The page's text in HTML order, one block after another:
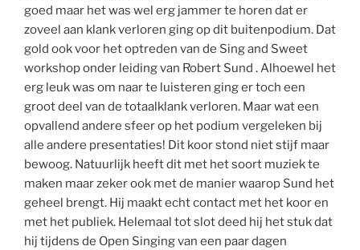
goed maar het was wel erg jammer te horen dat er
zoveel aan klank verloren ging op dit buitenpodium. Dat
gold ook voor het optreden van de Sing and Sweet
workshop onder leiding van Robert Sund . Alhoewel het
erg leuk was om naar te luisteren ging er toch een
groot deel van de totaalklank verloren. Maar wat een
opvallend andere sfeer op het podium vergeleken bij
alle andere presentaties! Dit koor stond niet stijf maar
bewoog. Natuurlijk heeft dit met het soort muziek te
maken maar zeker ook met de manier waarop Sund het
geheel brengt. Hij maakt echt contact met het koor en
met het publiek. Helemaal tot slot deed hij het stuk dat
hij tijdens de Open Singing van een paar dagen